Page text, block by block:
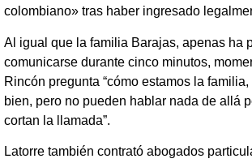
colombiano» tras haber ingresado
Al igual que la familia Barajas, apenas ha
comunicarse durante cinco minutos,
Rincón pregunta “cómo estamos la
bien, pero no pueden hablar nada de allá
cortan la llamada”.
Latorre también contrató abogados